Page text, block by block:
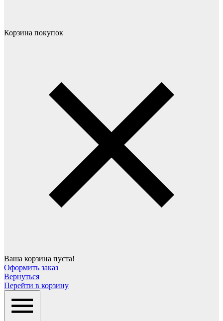
Корзина покупок
Ваша корзина пуста!
Оформить заказ
Вернуться
Перейти в корзину